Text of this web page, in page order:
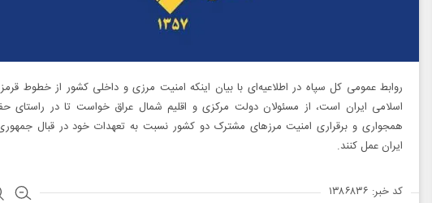
روابط عمومی کل سپاه در اطلاعیه‌ای با بیان اینکه امنیت مرزی و داخلی کشور از خطوط
اسلامی ایران است، از مسئولان دولت مرکزی و اقلیم شمال عراق خواست تا در
همجواری و برقراری امنیت مرزهای مشترک دو کشور نسبت به تعهدات خود در قبال
ایران عمل کنند.
کد خبر: ۱۳۸۶۸۳۶